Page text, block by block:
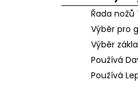
Řada
Výběr pro
Výběr
Používá
Používá